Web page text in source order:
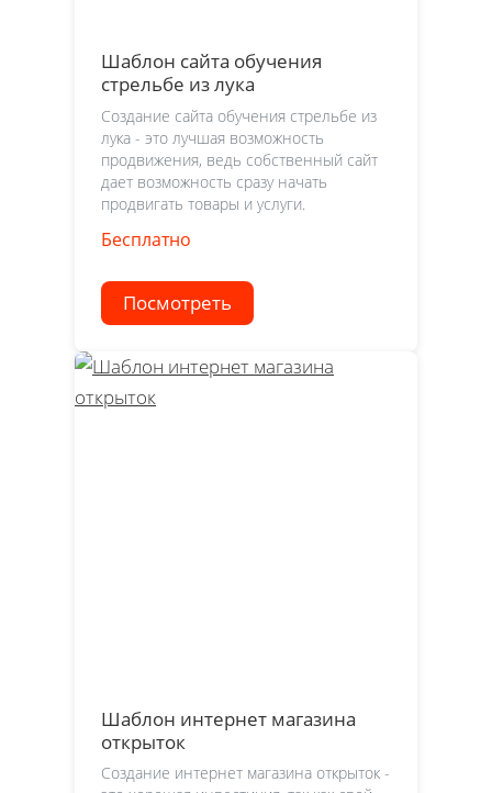
Шаблон сайта обучения
стрельбе из лука
Создание сайта обучения стрельбе из
лука - это лучшая возможность
продвижения, ведь собственный сайт
дает возможность сразу начать
продвигать товары и услуги.
Бесплатно
Посмотреть
Шаблон интернет магазина
открыток
Создание интернет магазина открыток -